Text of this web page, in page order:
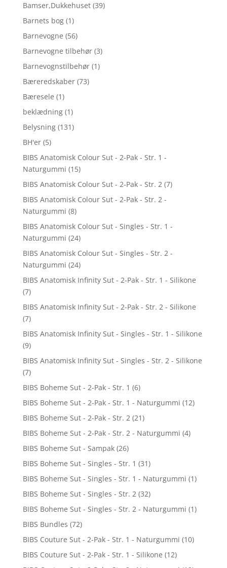
Bamser,Dukkehuset (39)
Barnets bog (1)
Barnevogne (56)
Barnevogne tilbehør (3)
Barnevognstilbehør (1)
Bæreredskaber (73)
Bæresele (1)
beklædning (1)
Belysning (131)
BH'er (5)
BIBS Anatomisk Colour Sut - 2-Pak - Str. 1 -
Naturgummi (15)
BIBS Anatomisk Colour Sut - 2-Pak - Str. 2 (7)
BIBS Anatomisk Colour Sut - 2-Pak - Str. 2 -
Naturgummi (8)
BIBS Anatomisk Colour Sut - Singles - Str. 1 -
Naturgummi (24)
BIBS Anatomisk Colour Sut - Singles - Str. 2 -
Naturgummi (24)
BIBS Anatomisk Infinity Sut - 2-Pak - Str. 1 - Silikone
(7)
BIBS Anatomisk Infinity Sut - 2-Pak - Str. 2 - Silikone
(7)
BIBS Anatomisk Infinity Sut - Singles - Str. 1 - Silikone
(9)
BIBS Anatomisk Infinity Sut - Singles - Str. 2 - Silikone
(7)
BIBS Boheme Sut - 2-Pak - Str. 1 (6)
BIBS Boheme Sut - 2-Pak - Str. 1 - Naturgummi (12)
BIBS Boheme Sut - 2-Pak - Str. 2 (21)
BIBS Boheme Sut - 2-Pak - Str. 2 - Naturgummi (4)
BIBS Boheme Sut - Sampak (26)
BIBS Boheme Sut - Singles - Str. 1 (31)
BIBS Boheme Sut - Singles - Str. 1 - Naturgummi (1)
BIBS Boheme Sut - Singles - Str. 2 (32)
BIBS Boheme Sut - Singles - Str. 2 - Naturgummi (1)
BIBS Bundles (72)
BIBS Couture Sut - 2-Pak - Str. 1 - Naturgummi (10)
BIBS Couture Sut - 2-Pak - Str. 1 - Silikone (12)